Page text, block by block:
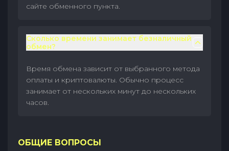
сайте обменного пункта.
Сколько времени занимает безналичный
обмен?
Время обмена зависит от выбранного метода
оплаты и криптовалюты. Обычно процесс
занимает от нескольких минут до нескольких
часов.
ОБЩИЕ ВОПРОСЫ